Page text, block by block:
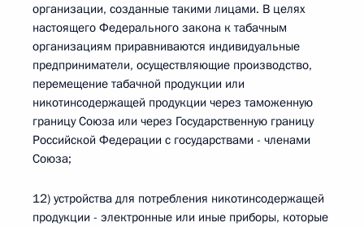
организации, созданные такими лицами. В целях
настоящего Федерального закона к табачным
организациям приравниваются индивидуальные
предприниматели, осуществляющие производство,
перемещение табачной продукции или
никотинсодержащей продукции через таможенную
границу Союза или через Государственную границу
Российской Федерации с государствами - членами
Союза;
12) устройства для потребления никотинсодержащей
продукции - электронные или иные приборы, которые